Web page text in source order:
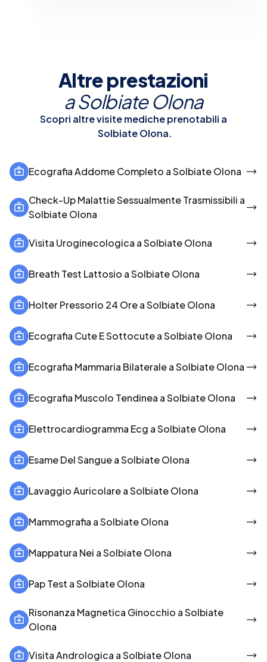
Altre prestazioni
aSolbiate Olona
Scopri altre visite mediche prenotabili a
Solbiate Olona.
Ecografia Addome Completo a Solbiate Olona
Check-Up Malattie Sessualmente Trasmissibili a
Solbiate Olona
Visita Uroginecologica a Solbiate Olona
Breath Test Lattosio a Solbiate Olona
Holter Pressorio 24 Ore a Solbiate Olona
Ecografia Cute E Sottocute a Solbiate Olona
Ecografia Mammaria Bilaterale a Solbiate Olona
Ecografia Muscolo Tendinea a Solbiate Olona
Elettrocardiogramma Ecg a Solbiate Olona
Esame Del Sangue a Solbiate Olona
Lavaggio Auricolare a Solbiate Olona
Mammografia a Solbiate Olona
Mappatura Nei a Solbiate Olona
Pap Test a Solbiate Olona
Risonanza Magnetica Ginocchio a Solbiate
Olona
Visita Andrologica a Solbiate Olona